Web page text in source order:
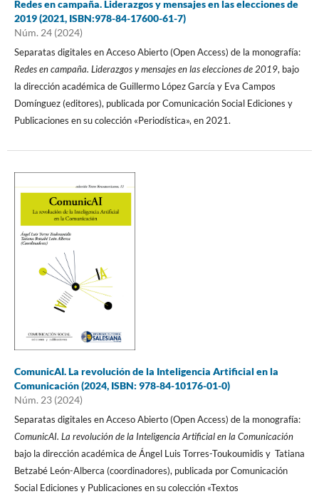
Redes en campaña. Liderazgos y mensajes en las elecciones de
2019 (2021, ISBN:978-84-17600-61-7)
Núm. 24 (2024)
Separatas digitales en Acceso Abierto (Open Access) de la monografía:
Redes en campaña. Liderazgos y mensajes en las elecciones de 2019, bajo
la dirección académica de Guillermo López García y Eva Campos
Domínguez (editores), publicada por Comunicación Social Ediciones y
Publicaciones en su colección «Periodística», en 2021.
ComunicAI. La revolución de la Inteligencia Artificial en la
Comunicación (2024, ISBN: 978-84-10176-01-0)
Núm. 23 (2024)
Separatas digitales en Acceso Abierto (Open Access) de la monografía:
ComunicAI. La revolución de la Inteligencia Artificial en la Comunicación
bajo la dirección académica de Ángel Luis Torres-Toukoumidis y Tatiana
Betzabé León-Alberca (coordinadores), publicada por Comunicación
Social Ediciones y Publicaciones en su colección «Textos